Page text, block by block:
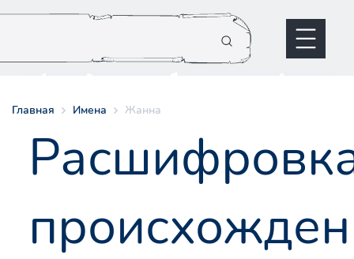
Главная Имена Жанна